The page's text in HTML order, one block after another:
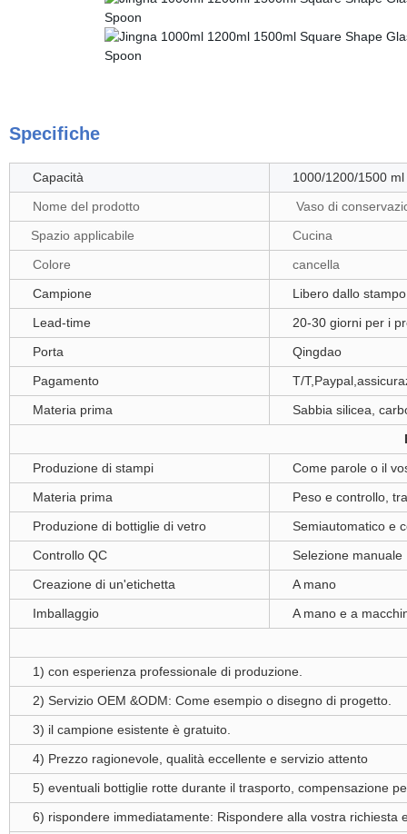
Specifiche
Capacità
1000/1200/1500 ml
Nome del prodotto
Vaso di
Spazio applicabile
Cucina
Colore
cancella
Campione
Libero dallo
Lead-time
20-30 giorni per i
Porta
Qingdao
Pagamento
T/
Materia prima
Sabbia silicea,
Produzione di stampi
Come parole o il
Materia prima
Peso e controllo,
Produzione di bottiglie di vetro
Semiautomatico e
Controllo QC
Selezione manuale
Creazione di un'etichetta
A mano
Imballaggio
A mano e a
1) con esperienza professionale di produzione.
2) Servizio OEM &ODM: Come esempio o disegno di progetto.
3) il campione esistente è gratuito.
4) Prezzo ragionevole, qualità eccellente e servizio attento
5) eventuali bottiglie rotte durante il trasporto, compensazione
6) rispondere immediatamente: Rispondere alla vostra richiesta